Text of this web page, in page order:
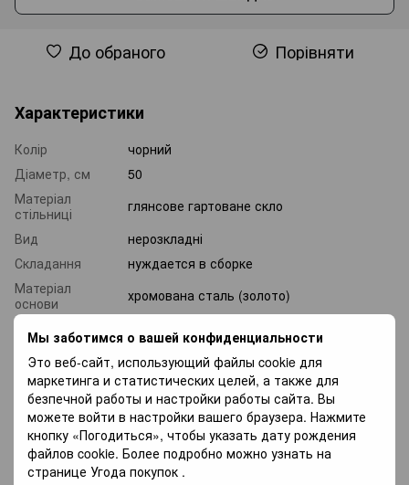
Мы заботимся о вашей конфиденциальности
Это веб-сайт, использующий файлы cookie для
маркетинга и статистических целей, а также для
безпечной работы и настройки работы сайта. Вы
можете войти в настройки вашего браузера. Нажмите
кнопку «Погодиться», чтобы указать дату рождения
файлов cookie. Более подробно можно узнать на
странице Угода покупок .
До обраного Порівняти
Характеристики
Колір
чорний
Діаметр, см
50
Матеріал
стільниці
глянсове гартоване скло
Вид
нерозкладні
Складання
нуждается в сборке
Матеріал
основи
хромована сталь (золото)
Доставка Оплата Гарантія
«Новая почта» по Украине —По тарифам
новая почта.